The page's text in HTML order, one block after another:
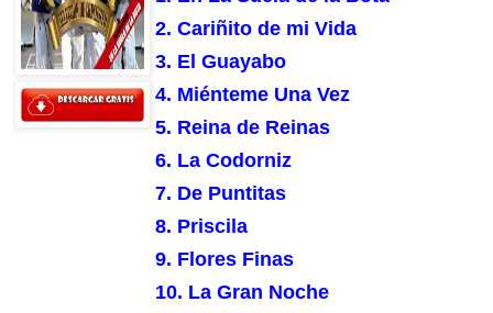
2. Cariñito de mi Vida
3. El Guayabo
4. Miénteme Una Vez
5. Reina de Reinas
6. La Codorniz
7. De Puntitas
8. Priscila
9. Flores Finas
10. La Gran Noche